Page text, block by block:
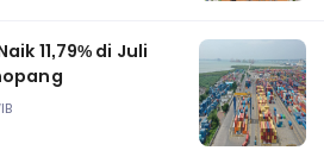
11,79% di Juli